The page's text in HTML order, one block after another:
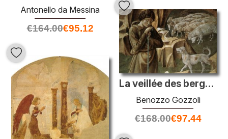
Antonello da Messina
€164.00€95.12
La veillée des bergers (détail)
Benozzo Gozzoli
€168.00€97.44